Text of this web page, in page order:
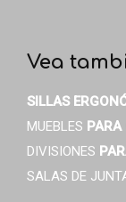
Vea
SILLAS
MUEBLES PARA
DIVISIONES
SALAS DE